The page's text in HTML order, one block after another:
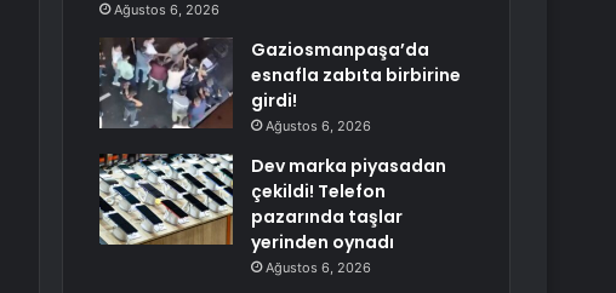
Ağustos 6, 2026
Gaziosmanpaşa’da
esnafla zabıta birbirine
girdi!
Ağustos 6, 2026
Dev marka piyasadan
çekildi! Telefon
pazarında taşlar
yerinden oynadı
Ağustos 6, 2026